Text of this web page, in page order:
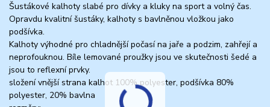
Šustákové kalhoty slabé pro dívky a kluky na sport a volný čas.
Opravdu kvalitní šustáky, kalhoty s bavlněnou vložkou jako
podšívka.
Kalhoty výhodné pro chladnější počasí na jaře a podzim, zahřejí a
neprofouknou. Bíle lemované proužky jsou ve skutečnosti šedé a
jsou to reflexní prvky.
složení vnější strana kalhot 100% polyester, podšívka 80%
polyester, 20% bavlna